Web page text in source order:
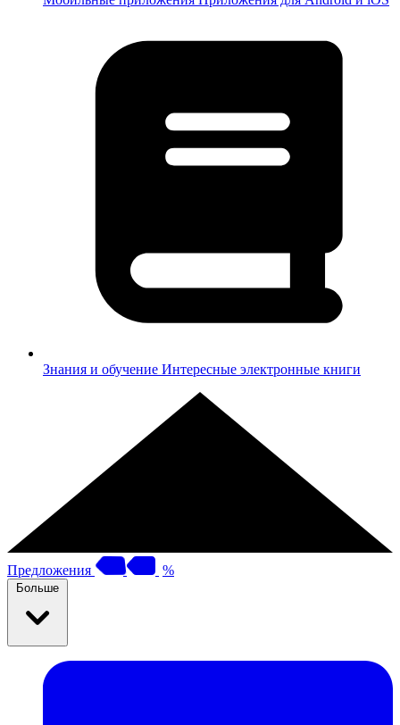
Знания и обучение Интересные электронные книги
Предложения %
Больше